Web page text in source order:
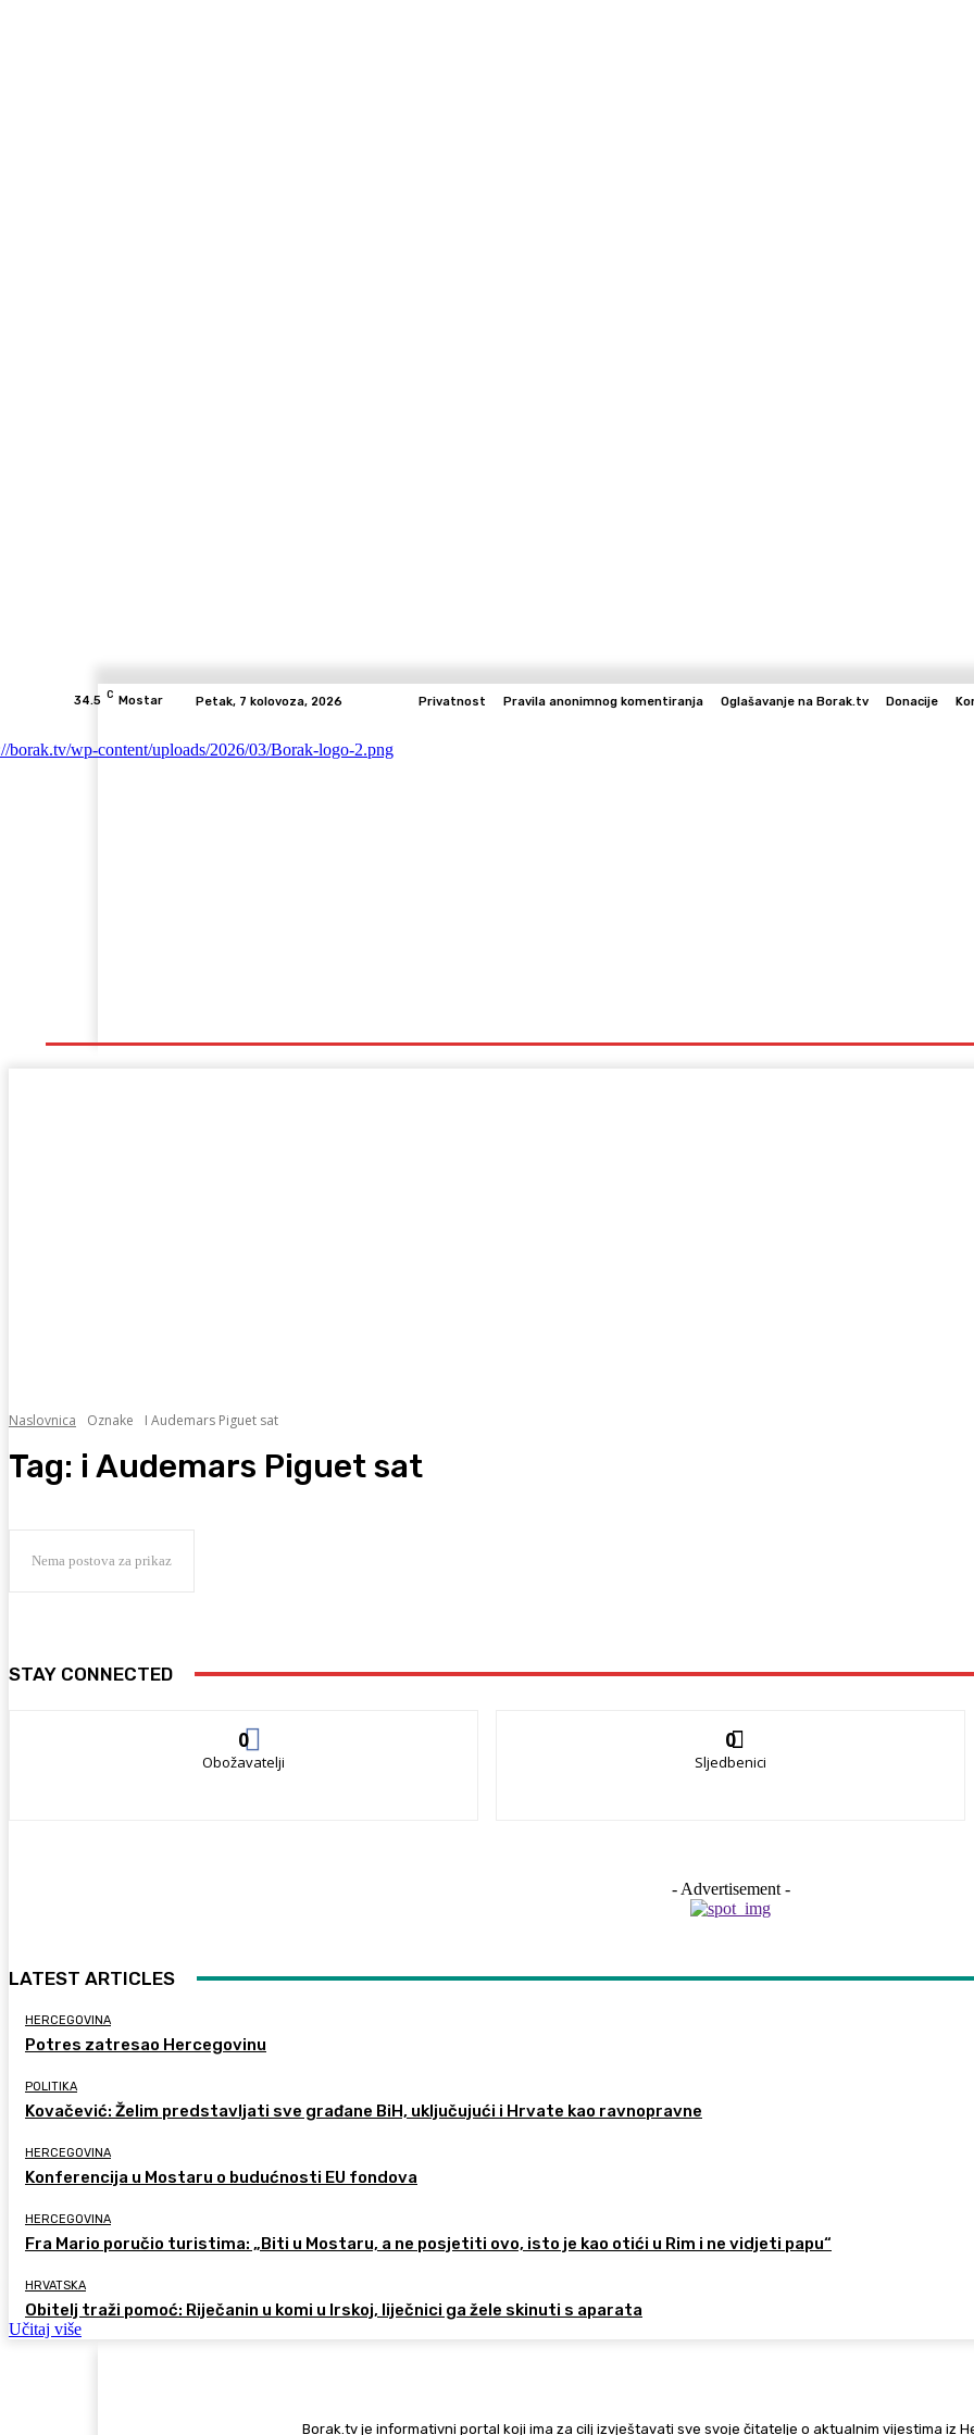
34.5 C Mostar Petak, 7 kolovoza, 2026 Privatnost Pravila anonimnog komentiranja Oglašavanje na Borak.tv Donacije
Naslovnica Oznake I Audemars Piguet sat
Tag: i Audemars Piguet sat
Nema postova za prikaz
STAY CONNECTED
0
Obožavatelji
0
Sljedbenici
- Advertisement -
LATEST ARTICLES
HERCEGOVINA
Potres zatresao Hercegovinu
POLITIKA
Kovačević: Želim predstavljati sve građane BiH, uključujući i Hrvate kao ravnopravne
HERCEGOVINA
Konferencija u Mostaru o budućnosti EU fondova
HERCEGOVINA
Fra Mario poručio turistima: „Biti u Mostaru, a ne posjetiti ovo, isto je kao otići u Rim i ne vidjeti papu“
HRVATSKA
Obitelj traži pomoć: Riječanin u komi u Irskoj, liječnici ga žele skinuti s aparata
Učitaj više
Borak.tv je informativni portal koji ima za cilj izvještavati sve svoje čitatelje o aktualnim vijestima iz